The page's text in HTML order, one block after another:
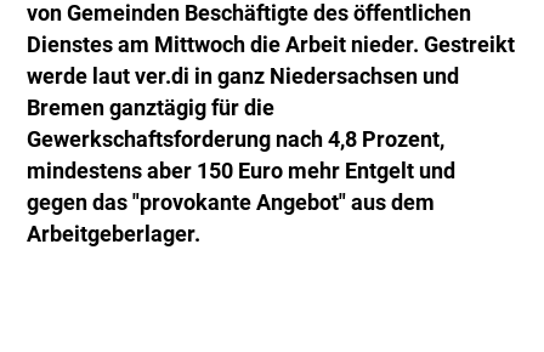
von Gemeinden Beschäftigte des öffentlichen
Dienstes am Mittwoch die Arbeit nieder. Gestreikt
werde laut ver.di in ganz Niedersachsen und
Bremen ganztägig für die
Gewerkschaftsforderung nach 4,8 Prozent,
mindestens aber 150 Euro mehr Entgelt und
gegen das "provokante Angebot" aus dem
Arbeitgeberlager.